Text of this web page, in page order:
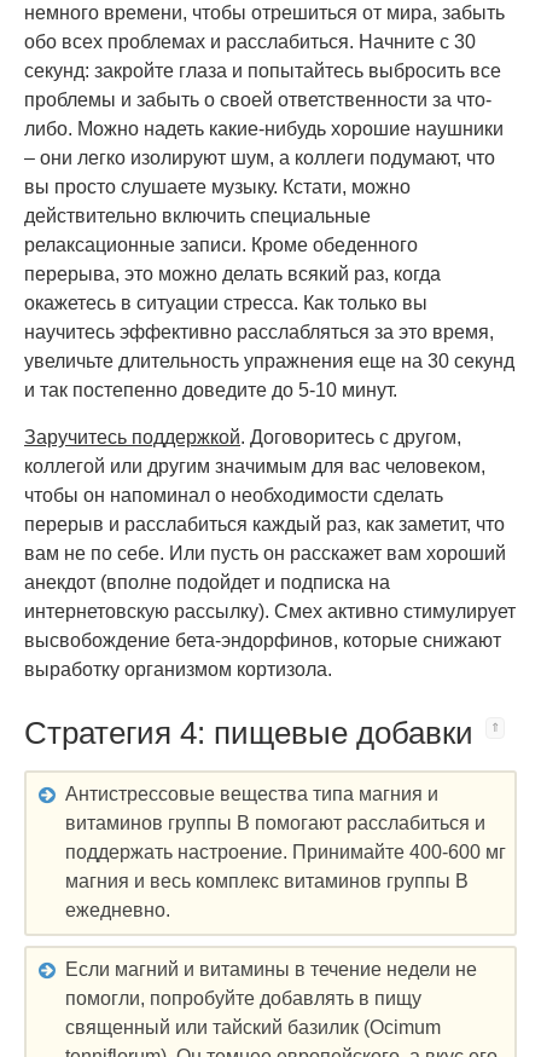
немного времени, чтобы отрешиться от мира, забыть
обо всех проблемах и расслабиться. Начните с 30
секунд: закройте глаза и попытайтесь выбросить все
проблемы и забыть о своей ответственности за что-
либо. Можно надеть какие-нибудь хорошие наушники
– они легко изолируют шум, а коллеги подумают, что
вы просто слушаете музыку. Кстати, можно
действительно включить специальные
релаксационные записи. Кроме обеденного
перерыва, это можно делать всякий раз, когда
окажетесь в ситуации стресса. Как только вы
научитесь эффективно расслабляться за это время,
увеличьте длительность упражнения еще на 30 секунд
и так постепенно доведите до 5-10 минут.
Заручитесь поддержкой. Договоритесь с другом,
коллегой или другим значимым для вас человеком,
чтобы он напоминал о необходимости сделать
перерыв и расслабиться каждый раз, как заметит, что
вам не по себе. Или пусть он расскажет вам хороший
анекдот (вполне подойдет и подписка на
интернетовскую рассылку). Смех активно стимулирует
высвобождение бета-эндорфинов, которые снижают
выработку организмом кортизола.
Стратегия 4: пищевые добавки
Антистрессовые вещества типа магния и
витаминов группы B помогают расслабиться и
поддержать настроение. Принимайте 400-600 мг
магния и весь комплекс витаминов группы B
ежедневно.
Если магний и витамины в течение недели не
помогли, попробуйте добавлять в пищу
священный или тайский базилик (Ocimum